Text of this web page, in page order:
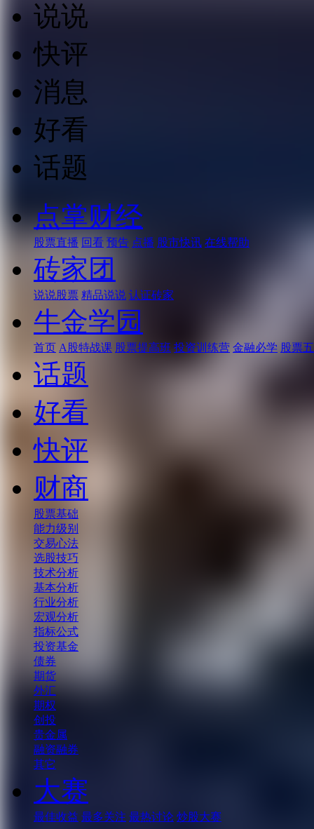
说说
快评
消息
好看
话题
点掌财经
股票直播 回看 预告 点播 股市快讯 在线帮助
砖家团
说说股票 精品说说 认证砖家
牛金学园
首页 A股特战课 股票提高班 投资训练营 金融必学 股票
话题
好看
快评
财商
股票基础
能力级别
交易心法
选股技巧
技术分析
基本分析
行业分析
宏观分析
指标公式
投资基金
债券
期货
外汇
期权
创投
贵金属
融资融券
其它
大赛
最佳收益 最多关注 最热讨论 炒股大赛